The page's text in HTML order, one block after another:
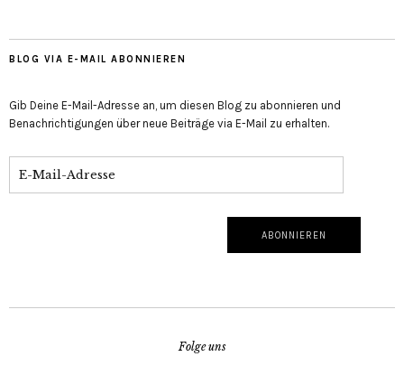
BLOG VIA E-MAIL ABONNIEREN
Gib Deine E-Mail-Adresse an, um diesen Blog zu abonnieren und
Benachrichtigungen über neue Beiträge via E-Mail zu erhalten.
Folge uns